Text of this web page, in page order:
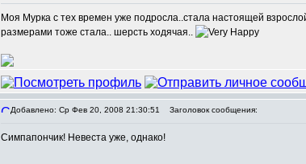
Моя Мурка с тех времен уже подросла..стала настоящей
размерами тоже стала.. шерсть ходячая..
Добавлено: Ср Фев 20, 2008 21:30:51 Заголовок сообщения:
Симпапончик! Невеста уже, однако!